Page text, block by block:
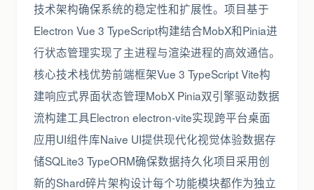
技术架构确保系统的稳定性和扩展性。项目基于
Electron Vue 3 TypeScript构建结合MobX和Pinia进
行状态管理实现了主进程与渲染进程的高效通信。
核心技术栈优势前端框架Vue 3 TypeScript Vite构
建响应式界面状态管理MobX Pinia双引擎驱动数据
流构建工具Electron electron-vite实现跨平台桌面
应用UI组件库Naive UI提供现代化视觉体验数据存
储SQLite3 TypeORM确保数据持久化项目采用创
新的Shard碎片架构设计每个功能模块都作为独立